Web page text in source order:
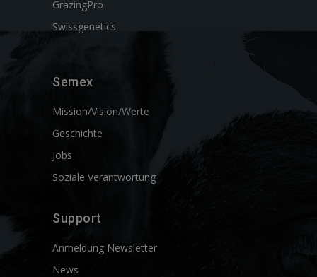
GrazingPro
Swissgenetics
Semex
Mission/Vision/Werte
Geschichte
Jobs
Soziale Verantwortung
Support
Anmeldung Newsletter
News